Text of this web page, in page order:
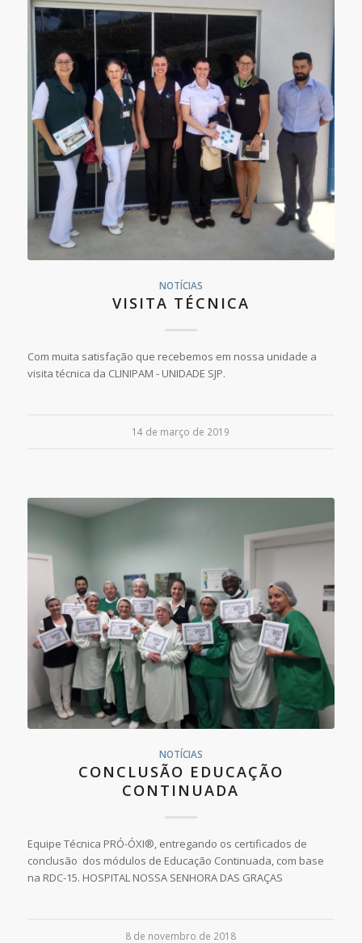
NOTÍCIAS
VISITA TÉCNICA
Com muita satisfação que recebemos em nossa unidade a
visita técnica da CLINIPAM - UNIDADE SJP.
14 de março de 2019
NOTÍCIAS
CONCLUSÃO EDUCAÇÃO
CONTINUADA
Equipe Técnica PRÓ-ÓXI®, entregando os certificados de
conclusão dos módulos de Educação Continuada, com base
na RDC-15. HOSPITAL NOSSA SENHORA DAS GRAÇAS
8 de novembro de 2018